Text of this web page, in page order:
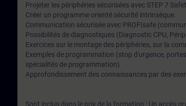
Projeter les périphéries sécurisées avec STEP 7
Créer un programme orienté sécurité intrinsèque.
Communication sécurisée avec PROFIsafe
Possibilités de diagnostiques (Diagnostic CPU,
Exercices sur le montage des périphéries, sur la
Exemples de programmation (stop d'urgence,
spécialités de programmation)
Approfondissement des connaissances par des
Sont inclus dans le prix de la formation : Un accès